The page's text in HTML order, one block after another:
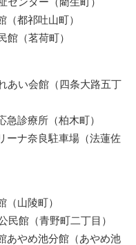
都祁吐山町）
館（茗荷町）
あい会館（四条大路五丁
診療所（柏木町）
ーナ奈良駐車場（法蓮佐
山陵町）
民館（青野町二丁目）
あやめ池分館（あやめ池